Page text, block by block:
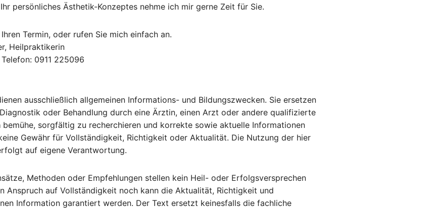
persönliches Ästhetik-Konzeptes nehme ich mir gerne Zeit für Sie.
Termin, oder rufen Sie mich einfach an.
Heilpraktikerin
0911 225096
ausschließlich allgemeinen Informations- und Bildungszwecken. Sie ersetzen
oder Behandlung durch eine Ärztin, einen Arzt oder andere qualifizierte
bemühe, sorgfältig zu recherchieren und korrekte sowie aktuelle Informationen
Gewähr für Vollständigkeit, Richtigkeit oder Aktualität. Die Nutzung der hier
auf eigene Verantwortung.
Methoden oder Empfehlungen stellen kein Heil- oder Erfolgsversprechen
Anspruch auf Vollständigkeit noch kann die Aktualität, Richtigkeit und
Information garantiert werden. Der Text ersetzt keinesfalls die fachliche